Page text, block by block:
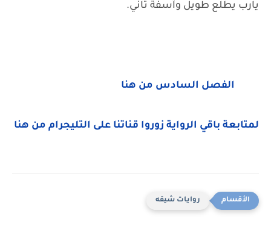
يارب يطلع طويل وآسفة تاني.
الفصل السادس من هنا
لمتابعة باقي الرواية زوروا قناتنا على التليجرام من هنا
روايات شيقه